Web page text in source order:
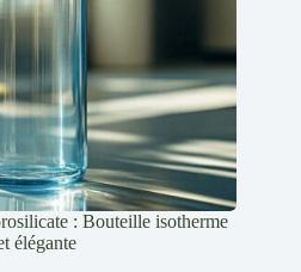
: Bouteille isotherme
élégante